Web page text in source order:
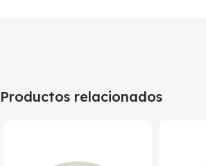
Productos relacionados